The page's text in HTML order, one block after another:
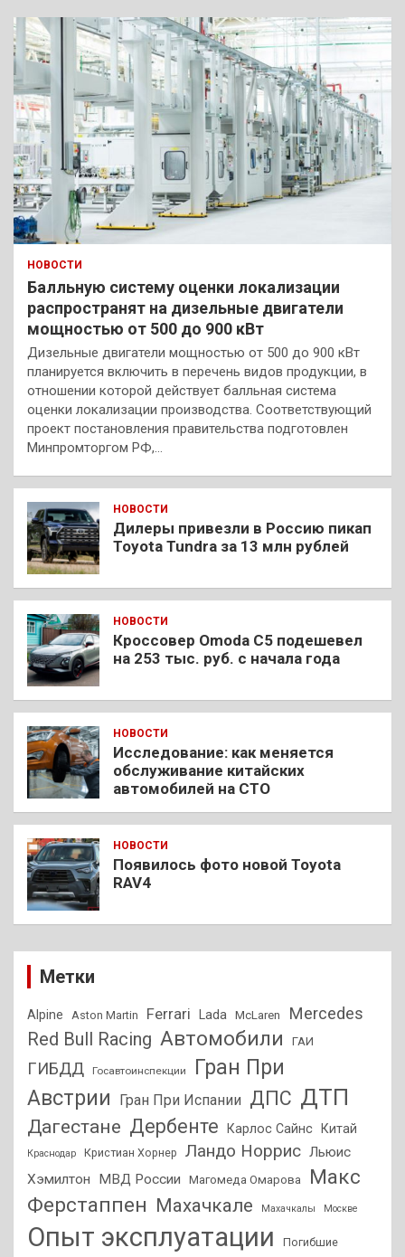
НОВОСТИ
Балльную систему оценки локализации
распространят на дизельные двигатели
мощностью от 500 до 900 кВт
Дизельные двигатели мощностью от 500 до 900 кВт
планируется включить в перечень видов продукции, в
отношении которой действует балльная система
оценки локализации производства. Соответствующий
проект постановления правительства подготовлен
Минпромторгом РФ,…
НОВОСТИ
Дилеры привезли в Россию пикап
Toyota Tundra за 13 млн рублей
НОВОСТИ
Кроссовер Omoda C5 подешевел
на 253 тыс. руб. с начала года
НОВОСТИ
Исследование: как меняется
обслуживание китайских
автомобилей на СТО
НОВОСТИ
Появилось фото новой Toyota
RAV4
Метки
Alpine Aston Martin Ferrari Lada McLaren Mercedes
Red Bull Racing Автомобили ГАИ
ГИБДД Госавтоинспекции
Гран При
Австрии
Гран При Испании ДПС ДТП
Дагестане Дербенте Карлос Сайнс Китай
Краснодар Кристиан Хорнер Ландо Норрис Льюис
Хэмилтон
МВД России Магомеда Омарова
Макс
Ферстаппен Махачкале Махачкалы Москве
Опыт эксплуатации Погибшие